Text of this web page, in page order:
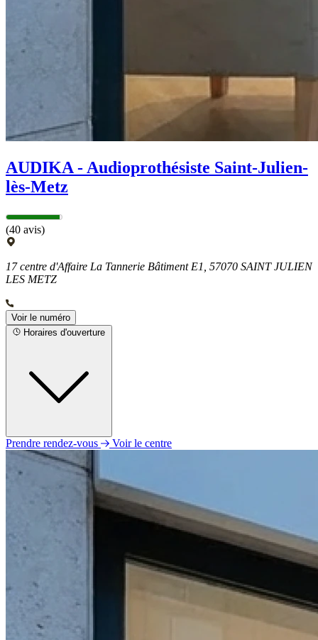
AUDIKA - Audioprothésiste Saint-Julien-
lès-Metz
(40 avis)
17 centre d'Affaire La Tannerie Bâtiment E1, 57070 SAINT JULIEN
LES METZ
Voir le numéro
Horaires d'ouverture
Lundi
09h00 - 12h00
14h00 - 18h00
09h00 - 12h00
14h00 - 18h00
Mercredi
14h00 - 18h00
09h00 - 12h00
14h00 - 18h00
Vendredi
09h00 - 12h00
14h00 - 18h00
Prendre rendez-vous Voir le centre